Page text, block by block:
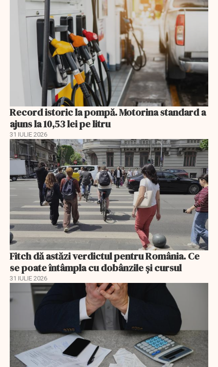
Record istoric la pompă. Motorina standard a
ajuns la 10,53 lei pe litru
31 IULIE 2026
Fitch dă astăzi verdictul pentru România. Ce
se poate întâmpla cu dobânzile și cursul
31 IULIE 2026